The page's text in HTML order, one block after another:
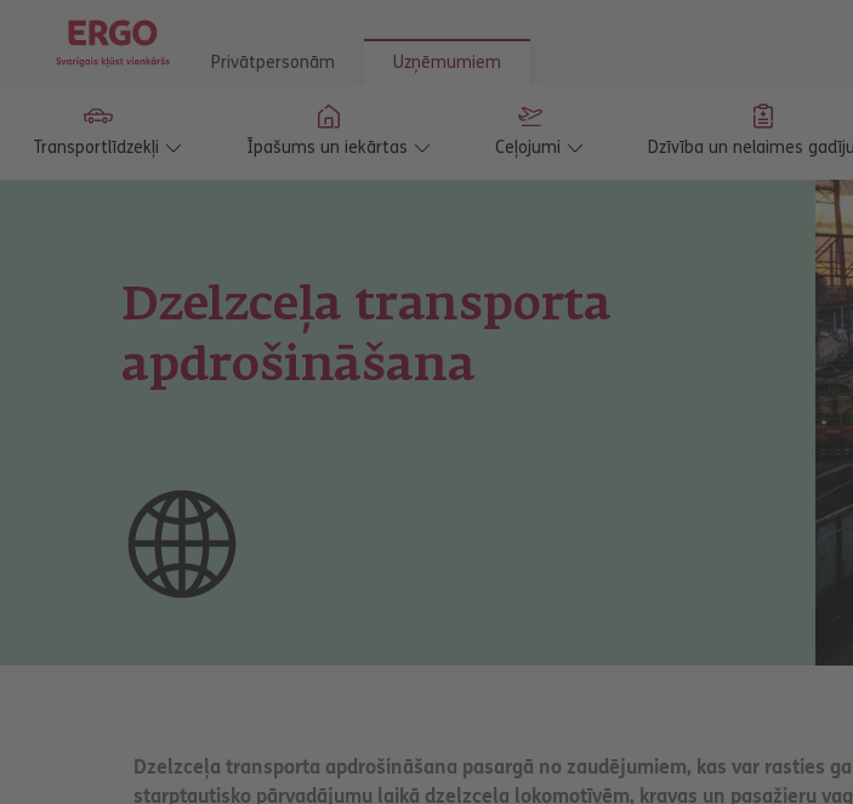
Privātpersonām Uzņēmumiem
Transportlīdzekļi Īpašums un iekārtas Ceļojumi Dzīvība un nelaimes
Dzelzceļa transporta
apdrošināšana
Dzelzceļa transporta apdrošināšana pasargā no zaudējumiem, kas var rasties
starptautisko pārvadājumu laikā dzelzceļa lokomotīvēm, kravas un pasažieru